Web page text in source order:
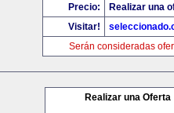
Precio:
Realizar una
Visitar!
Serán consideradas
Realizar una Oferta